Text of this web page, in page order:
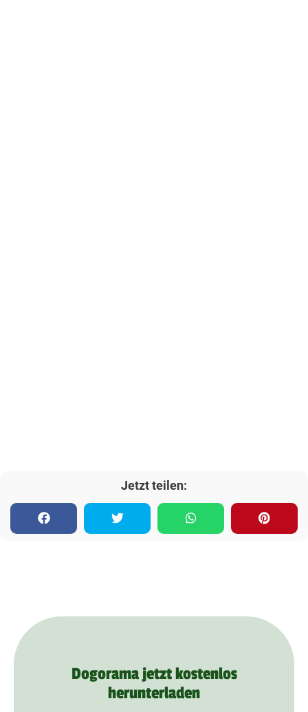
Jetzt teilen:
Dogorama jetzt kostenlos
herunterladen